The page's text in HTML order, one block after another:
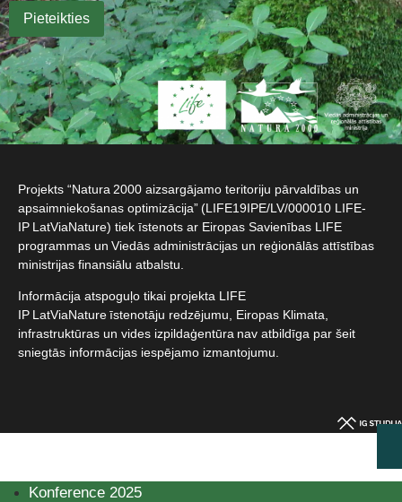
Projekts “Natura 2000 aizsargājamo teritoriju pārvaldības un
apsaimniekošanas optimizācija” (LIFE19IPE/LV/000010 LIFE-
IP LatViaNature) tiek īstenots ar Eiropas Savienības LIFE
programmas un Viedās administrācijas un reģionālās attīstības
ministrijas finansiālu atbalstu.​
Informācija atspoguļo tikai projekta LIFE
IP LatViaNature īstenotāju redzējumu, Eiropas Klimata,
infrastruktūras un vides izpildaģentūra nav atbildīga par šeit
sniegtās informācijas iespējamo izmantojumu.​
Konference 2025